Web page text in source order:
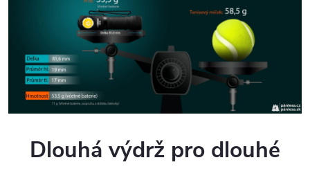
Dlouhá výdrž pro dlouhé